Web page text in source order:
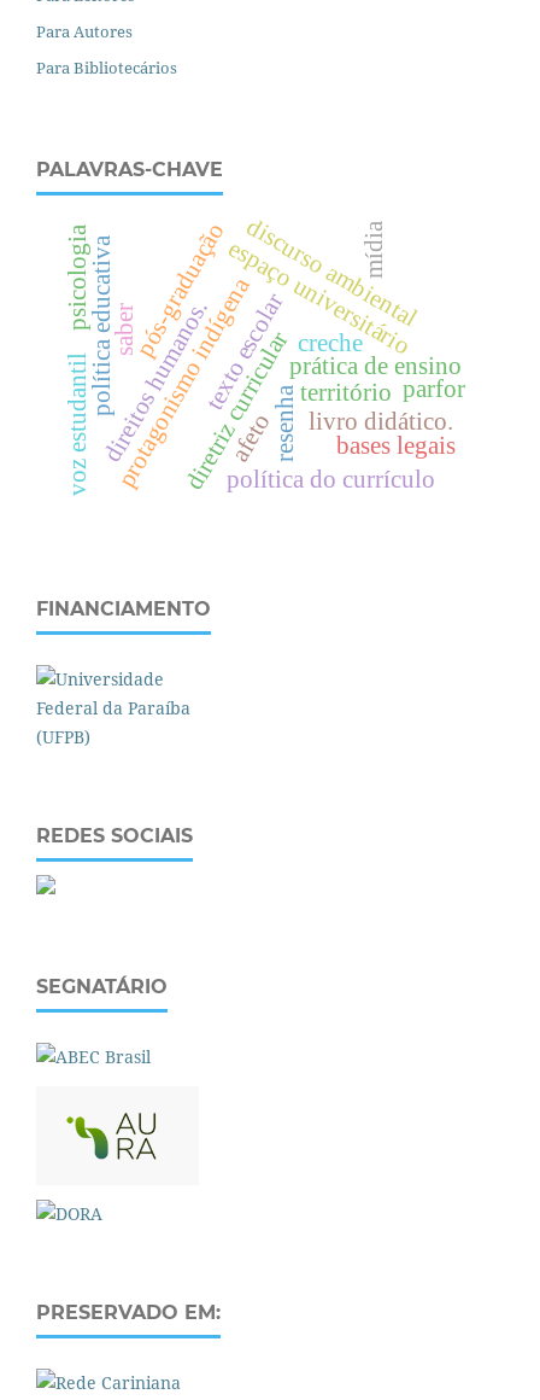
Para Autores
Para Bibliotecários
PALAVRAS-CHAVE
resenha território
diretriz curricularprática de ensino
texto escolar
espaço universitário
pós-graduação
protagonismo indígena
saber
política educativa discurso ambiental
mídia
livro didático.
d
i
r
e
i
t
o
s
h
u
m
a
n
o
s
. parfor
voz estudantil
creche
bases legais
psicologia
política do currículo
afeto
FINANCIAMENTO
REDES SOCIAIS
SEGNATÁRIO
PRESERVADO EM: